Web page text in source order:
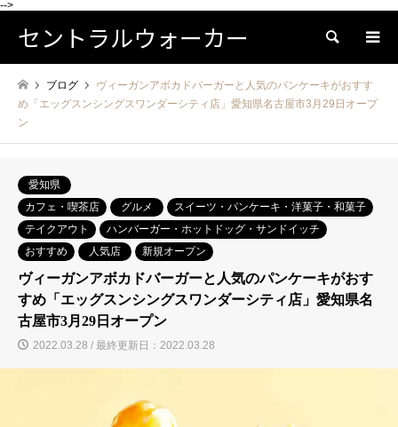
-->
セントラルウォーカー 検索
ブログ
ヴィーガンアボカドバーガーと人気のパンケーキがおすす
め「エッグスンシングスワンダーシティ店」愛知県名古屋市3月29日オープ
ン
愛知県
カフェ・喫茶店
グルメ
スイーツ・パンケーキ・洋菓子・和菓子
テイクアウト
ハンバーガー・ホットドッグ・サンドイッチ
おすすめ
人気店 新規オープン
ヴィーガンアボカドバーガーと人気のパンケーキがおす
すめ「エッグスンシングスワンダーシティ店」愛知県名
古屋市3月29日オープン
2022.03.28 / 最終更新日：2022.03.28